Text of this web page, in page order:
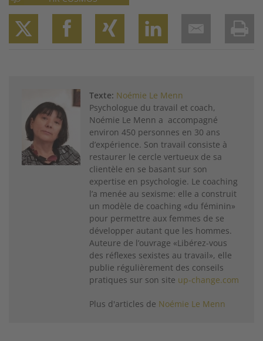
Texte: Noémie Le Menn
Psychologue du travail et coach,
Noémie Le Menn a accompagné
environ 450 personnes en 30 ans
d’expérience. Son travail consiste à
restaurer le cercle vertueux de sa
clientèle en se basant sur son
expertise en psychologie. Le coaching
l’a menée au sexisme: elle a construit
un modèle de coaching «du féminin»
pour permettre aux femmes de se
développer autant que les hommes.
Auteure de l’ouvrage «Libérez-vous
des réflexes sexistes au travail», elle
publie régulièrement des conseils
pratiques sur son site up-change.com
Plus d'articles de Noémie Le Menn